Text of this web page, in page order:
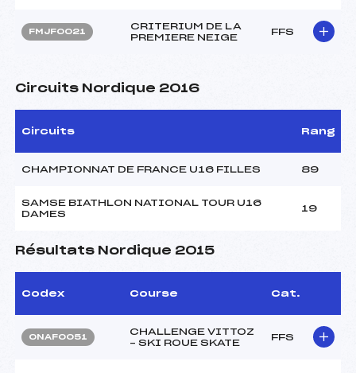
FMJF0021
CRITERIUM DE LA
PREMIERE NEIGE
FFS
Circuits Nordique 2016
Circuits Rang
CHAMPIONNAT DE FRANCE U16 FILLES 89
SAMSE BIATHLON NATIONAL TOUR U16
DAMES
19
Résultats Nordique 2015
Codex Course Cat.
ONAF0051
CHALLENGE VITTOZ
– SKI ROUE SKATE
FFS